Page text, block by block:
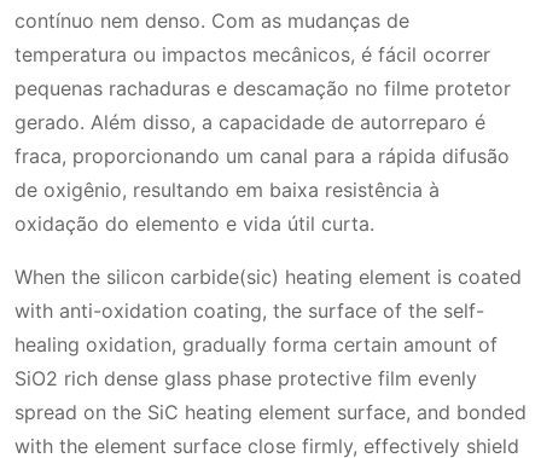
contínuo nem denso. Com as mudanças de
temperatura ou impactos mecânicos, é fácil ocorrer
pequenas rachaduras e descamação no filme protetor
gerado. Além disso, a capacidade de autorreparo é
fraca, proporcionando um canal para a rápida difusão
de oxigênio, resultando em baixa resistência à
oxidação do elemento e vida útil curta.
When the silicon carbide(sic) heating element is coated
with anti-oxidation coating, the surface of the self-
healing oxidation, gradually forma certain amount of
SiO2 rich dense glass phase protective film evenly
spread on the SiC heating element surface, and bonded
with the element surface close firmly, effectively shield